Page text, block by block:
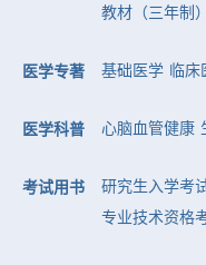
教材（三年制）
医学专著 基础医学 临床
医学科普 心脑血管健康
考试用书 研究生入学考
专业技术资格